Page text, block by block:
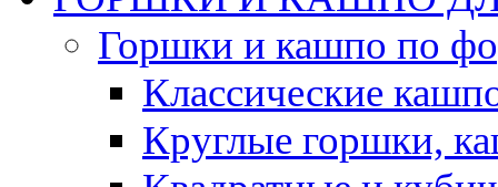
Горшки и кашпо по
Классические
Круглые горшки,